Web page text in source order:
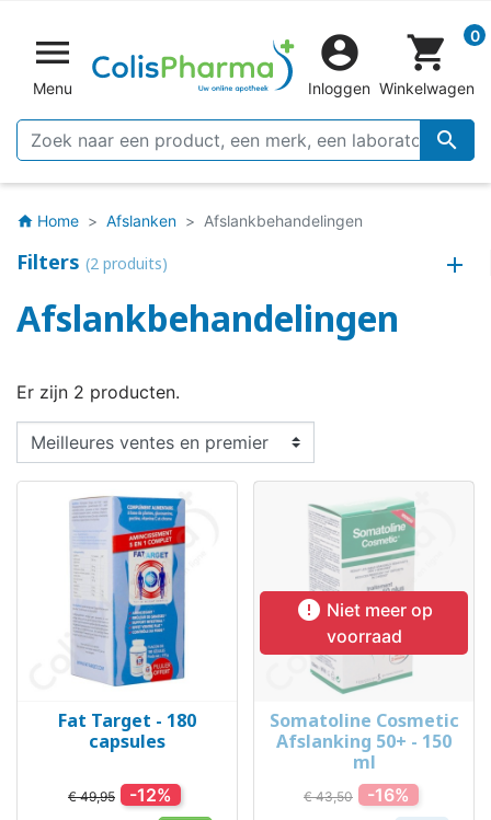

Menu


Inloggen
shopping_cart 0
Winkelwagen
home Home Afslanken Afslankbehandelingen
Filters (2 produits)
Afslankbehandelingen
Er zijn 2 producten.
Fat Target - 180
capsules
€ 49,95 -12%
 Niet meer op
voorraad
Somatoline Cosmetic
Afslanking 50+ - 150
ml
€ 43,50 -16%